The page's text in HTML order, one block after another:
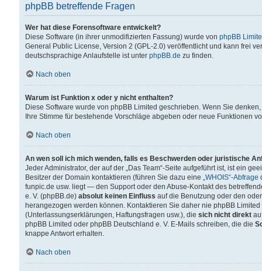
phpBB betreffende Fragen
Wer hat diese Forensoftware entwickelt?
Diese Software (in ihrer unmodifizierten Fassung) wurde von phpBB
General Public License, Version 2 (GPL-2.0) veröffentlicht und kann frei
deutschsprachige Anlaufstelle ist unter phpBB.de zu finden.
Nach oben
Warum ist Funktion x oder y nicht enthalten?
Diese Software wurde von phpBB Limited geschrieben. Wenn Sie
Ihre Stimme für bestehende Vorschläge abgeben oder neue Funktionen
Nach oben
An wen soll ich mich wenden, falls es Beschwerden oder juristische
Jeder Administrator, der auf der „Das Team“-Seite aufgeführt ist, ist ein
Besitzer der Domain kontaktieren (führen Sie dazu eine „WHOIS“-Abfrage
funpic.de usw. liegt — den Support oder den Abuse-Kontakt des
e. V. (phpBB.de) absolut keinen Einfluss auf die Benutzung oder den
herangezogen werden können. Kontaktieren Sie daher nie phpBB
(Unterlassungserklärungen, Haftungsfragen usw.), die sich nicht direkt
phpBB Limited oder phpBB Deutschland e. V. E-Mails schreiben, die die
knappe Antwort erhalten.
Nach oben